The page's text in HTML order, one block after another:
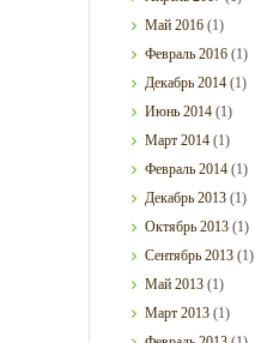
Май2016 (1)
Февраль2016 (1)
Декабрь2014 (1)
Июнь2014 (1)
Март2014 (1)
Февраль2014 (1)
Декабрь2013 (1)
Октябрь2013 (1)
Сентябрь2013 (1)
Май2013 (1)
Март2013 (1)